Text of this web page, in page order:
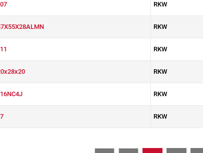
RKW
RKW
RKW
RKW
RKW
RKW